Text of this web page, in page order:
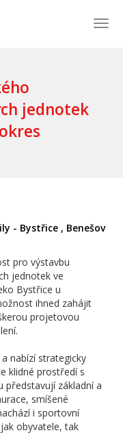
jednotek
- Bystřice , Benešov
pro výstavbu
jednotek ve
Bystřice u
ihned zahájit
projetovou
nabízí strategicky
klidné prostředí s
představují základní a
smíšené
i sportovní
obyvatele, tak